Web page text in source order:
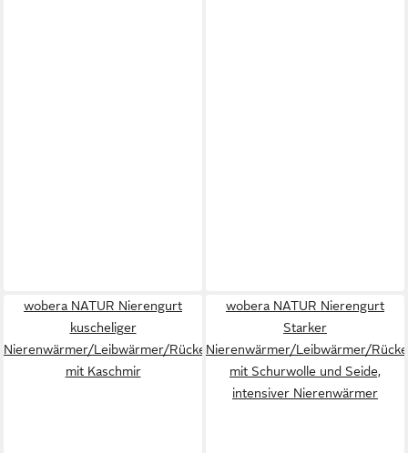
wobera NATUR Nierengurt
kuscheliger
Nierenwärmer/Leibwärmer/Rückenwärmer/Cacheur
mit Kaschmir
wobera NATUR Nierengurt
Starker
Nierenwärmer/Leibwärmer/
mit Schurwolle und Seide,
intensiver Nierenwärmer